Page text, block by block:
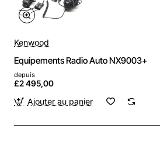
Kenwood
Equipements Radio Auto NX9003+
depuis
£2 495,00
Ajouter au panier